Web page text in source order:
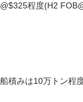
程度(H2
積みは10万トン程